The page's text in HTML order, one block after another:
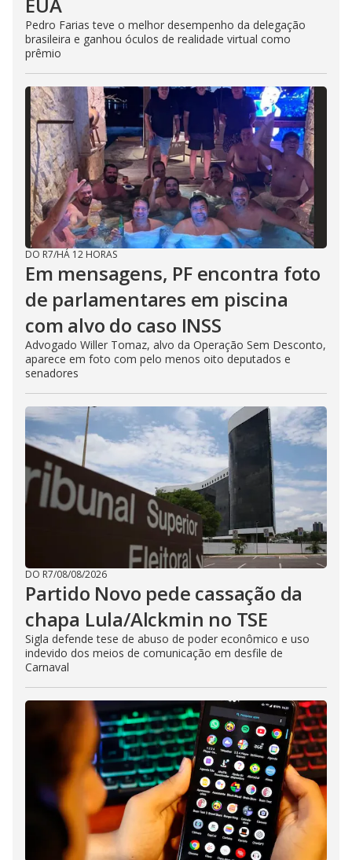
Pedro Farias teve o melhor desempenho da delegação
brasileira e ganhou óculos de realidade virtual como
prêmio
DO R7/HÁ 12 HORAS
Em mensagens, PF encontra foto
de parlamentares em piscina
com alvo do caso INSS
Advogado Willer Tomaz, alvo da Operação Sem Desconto,
aparece em foto com pelo menos oito deputados e
senadores
DO R7/08/08/2026
Partido Novo pede cassação da
chapa Lula/Alckmin no TSE
Sigla defende tese de abuso de poder econômico e uso
indevido dos meios de comunicação em desfile de
Carnaval